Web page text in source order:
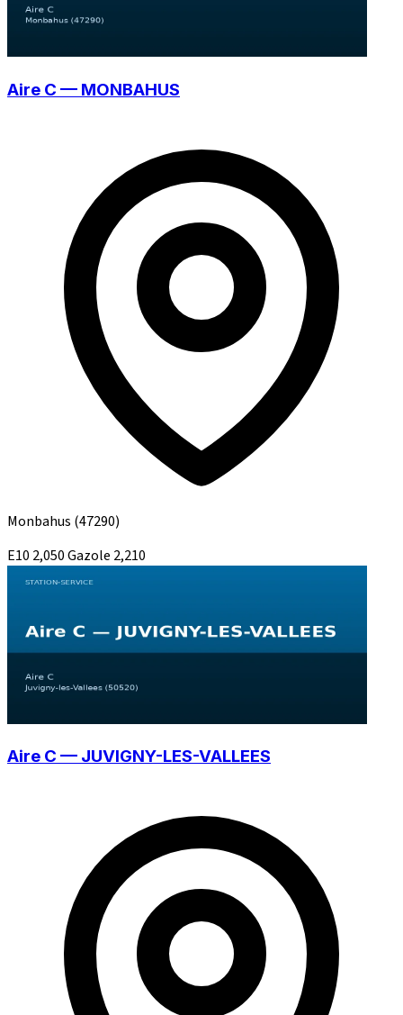
Aire C — MONBAHUS
Monbahus (47290)
E10 2,050Gazole 2,210
Aire C — JUVIGNY-LES-VALLEES